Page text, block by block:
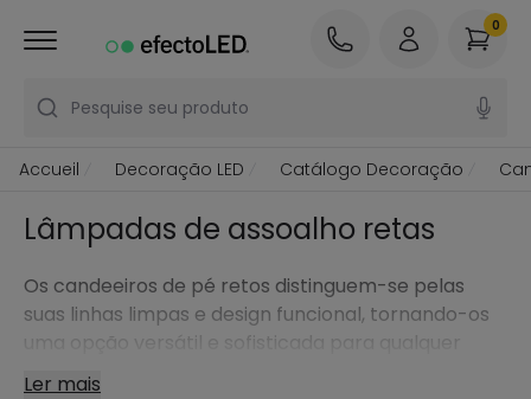
Pesquise seu produto
0
Accueil Decoração LED Catálogo Decoração
Lâmpadas de assoalho retas
Os candeeiros de pé retos distinguem-se pelas
suas linhas limpas e design funcional, tornando-os
uma opção versátil e sofisticada para qualquer
casa ou escritório.
Ler mais